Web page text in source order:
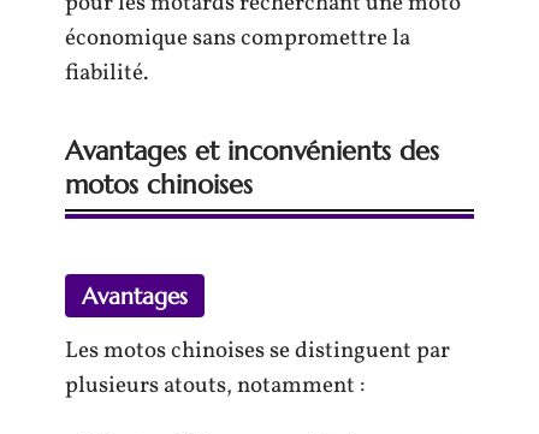
économique sans compromettre la
fiabilité.
Avantages et inconvénients des
motos chinoises
Avantages
Les motos chinoises se distinguent par
plusieurs atouts, notamment :